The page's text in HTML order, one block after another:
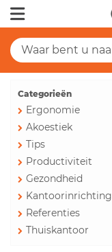
Categorieën
Ergonomie
Akoestiek
Tips
Productiviteit
Gezondheid
Kantoorinrichting
Referenties
Thuiskantoor